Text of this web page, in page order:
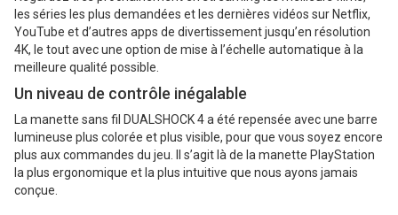
les séries les plus demandées et les dernières vidéos sur Netflix,
YouTube et d’autres apps de divertissement jusqu’en résolution
4K, le tout avec une option de mise à l’échelle automatique à la
meilleure qualité possible.
Un niveau de contrôle inégalable
La manette sans fil DUALSHOCK 4 a été repensée avec une barre
lumineuse plus colorée et plus visible, pour que vous soyez encore
plus aux commandes du jeu. Il s’agit là de la manette PlayStation
la plus ergonomique et la plus intuitive que nous ayons jamais
conçue.